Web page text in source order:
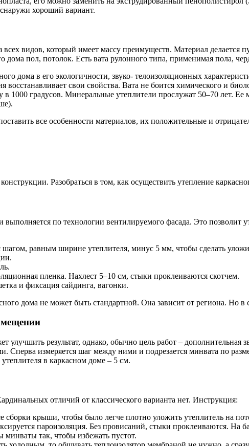
хороший вариант.
видов, который имеет массу преимуществ. Материал делается
дома пол, потолок. Есть вата рулонного типа, применимая пола,
дома в его экологичности, звуко- телоизоляционных
восстанавливает свои свойства. Вата не боится химического и
1000 градусов. Минеральные утеплители прослужат 50–70 лет.
все особенности материалов, их положительные и
Разобраться в том, как осуществить утепление
выполняется по технологии вентилируемого фасада. Это
шагом, равным ширине утеплителя, минус 5 мм, чтобы сделать
пленка. Нахлест 5–10 см, стыки проклеиваются скотчем.
и фиксация сайдинга, вагонки.
дома не может быть стандартной. Она зависит от региона. Но
улучшить результат, однако, обычно цель работ –
Сперва измеряется шаг между ними и подрезается минвата по
в каркасном доме – 5 см.
отличий от классического варианта нет. Инструкция:
сборки крыши, чтобы было легче плотно уложить утеплитель на
пароизоляция. Без провисаний, стыки проклеиваются.
минваты так, чтобы избежать пустот.